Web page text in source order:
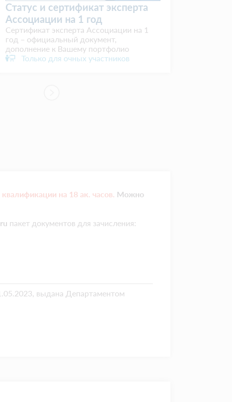
эксперта
на 1
портфолио
Розыгрыш 2 наборов
Участие в розыгрыше 2 наборов
медицинских карточек
MEDCARDS
Только для очных участников
на 18 ак. часов. Можно
пакет документов для зачисления:
выдана Департаментом